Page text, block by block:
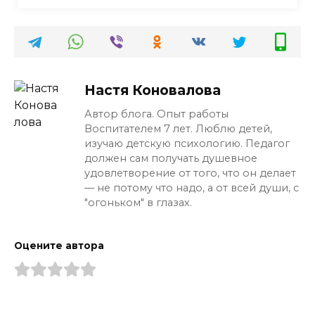
Настя Коновалова
Автор блога. Опыт работы
Воспитателем 7 лет. Люблю детей,
изучаю детскую психологию. Педагог
должен сам получать душевное
удовлетворение от того, что он делает
— не потому что надо, а от всей души, с
"огоньком" в глазах.
Оцените автора